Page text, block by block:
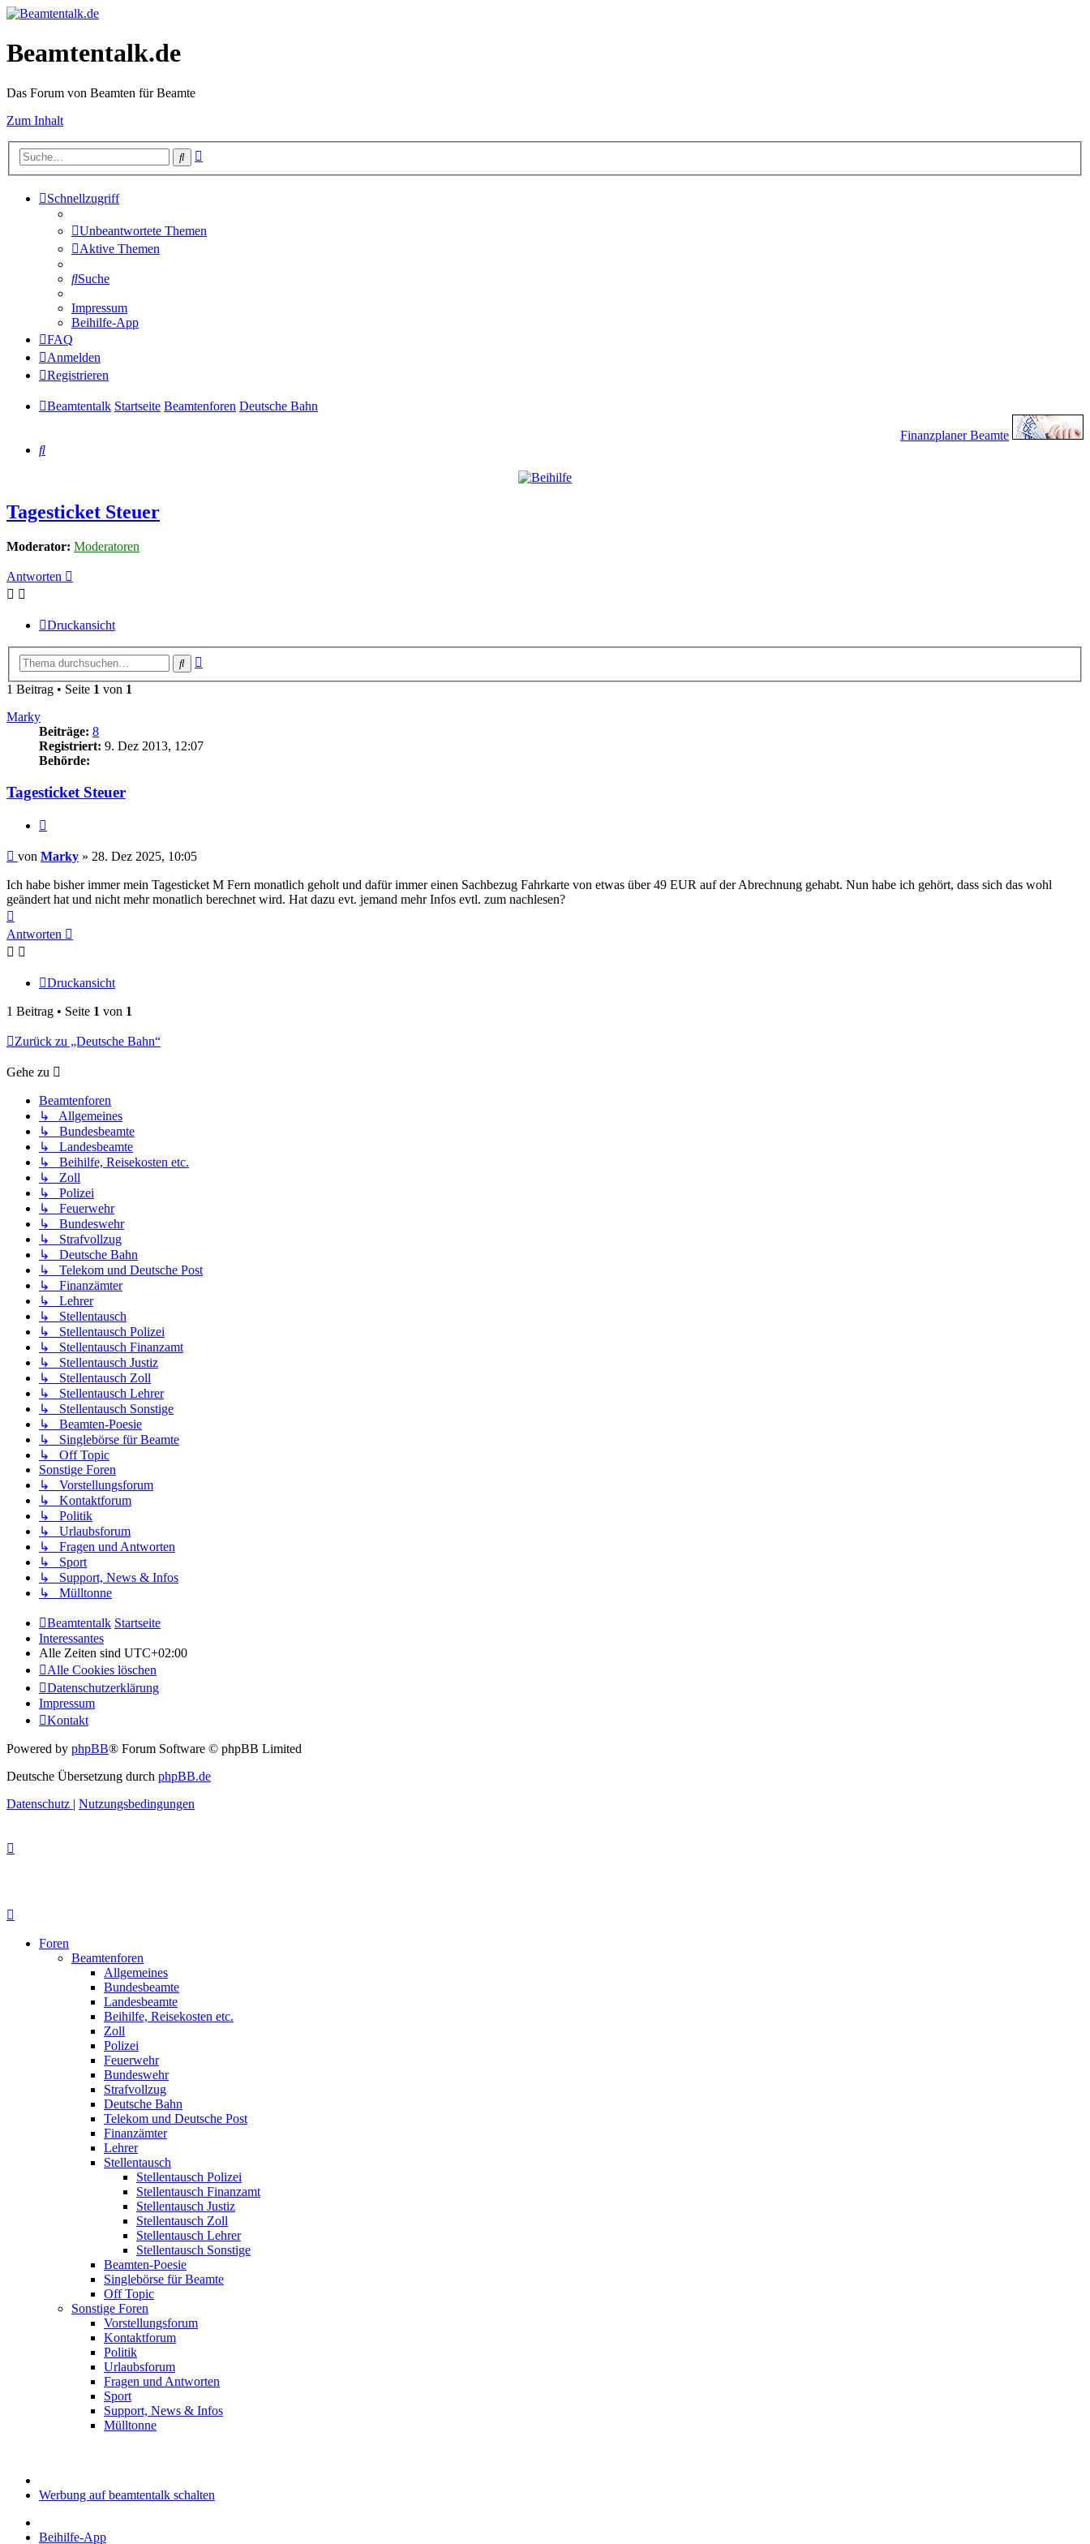
Beamtentalk.de
Das Forum von Beamten für Beamte
Zum Inhalt
Suche
Schnellzugriff
Unbeantwortete Themen
Aktive Themen
Suche
Impressum
Beihilfe-App
FAQ
Anmelden
Registrieren
Beamtentalk Startseite Beamtenforen Deutsche Bahn
Finanzplaner Beamte
Suche
Tagesticket Steuer
Moderator: Moderatoren
Antworten
Druckansicht
Suche
1 Beitrag • Seite 1 von 1
Marky
Beiträge: 8
Registriert: 9. Dez 2013, 12:07
Behörde:
Tagesticket Steuer
Beitrag
von Marky » 28. Dez 2025, 10:05
Ich habe bisher immer mein Tagesticket M Fern monatlich geholt und dafür immer einen Sachbezug Fahrkarte von etwas über 49 EUR auf der Abrechnung gehabt. Nun habe ich gehört, dass sich das wohl
geändert hat und nicht mehr monatlich berechnet wird. Hat dazu evt. jemand mehr Infos evtl. zum nachlesen?
oben
Antworten
Druckansicht
1 Beitrag • Seite 1 von 1
Zurück zu „Deutsche Bahn“
Gehe zu
Beamtenforen
↳ Allgemeines
↳ Bundesbeamte
↳ Landesbeamte
↳ Beihilfe, Reisekosten etc.
↳ Zoll
↳ Polizei
↳ Feuerwehr
↳ Bundeswehr
↳ Strafvollzug
↳ Deutsche Bahn
↳ Telekom und Deutsche Post
↳ Finanzämter
↳ Lehrer
↳ Stellentausch
↳ Stellentausch Polizei
↳ Stellentausch Finanzamt
↳ Stellentausch Justiz
↳ Stellentausch Zoll
↳ Stellentausch Lehrer
↳ Stellentausch Sonstige
↳ Beamten-Poesie
↳ Singlebörse für Beamte
↳ Off Topic
Sonstige Foren
↳ Vorstellungsforum
↳ Kontaktforum
↳ Politik
↳ Urlaubsforum
↳ Fragen und Antworten
↳ Sport
↳ Support, News & Infos
↳ Mülltonne
Beamtentalk Startseite
Interessantes
Alle Zeiten sind UTC+02:00
Alle Cookies löschen
Datenschutzerklärung
Impressum
Kontakt
Powered by phpBB® Forum Software © phpBB Limited
Deutsche Übersetzung durch phpBB.de
Datenschutz | Nutzungsbedingungen
Foren
Beamtenforen
Allgemeines
Bundesbeamte
Landesbeamte
Beihilfe, Reisekosten etc.
Zoll
Polizei
Feuerwehr
Bundeswehr
Strafvollzug
Deutsche Bahn
Telekom und Deutsche Post
Finanzämter
Lehrer
Stellentausch
Stellentausch Polizei
Stellentausch Finanzamt
Stellentausch Justiz
Stellentausch Zoll
Stellentausch Lehrer
Stellentausch Sonstige
Beamten-Poesie
Singlebörse für Beamte
Off Topic
Sonstige Foren
Vorstellungsforum
Kontaktforum
Politik
Urlaubsforum
Fragen und Antworten
Sport
Support, News & Infos
Mülltonne
Werbung auf beamtentalk schalten
Beihilfe-App